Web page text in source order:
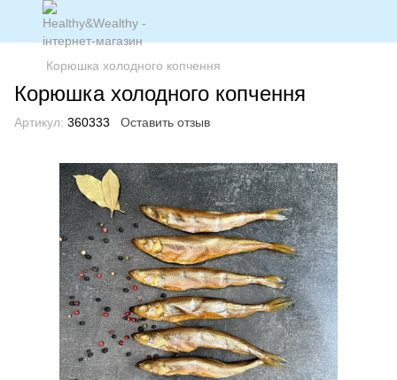
Корюшка холодного копчення
Корюшка холодного копчення
Артикул: 360333 Оставить отзыв